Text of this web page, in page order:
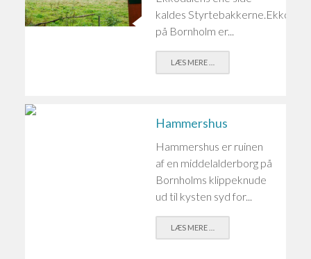
kaldes
på Bornholm er...
LÆS MERE …
Hammershus
Hammershus er ruinen
af en middelalderborg på
Bornholms klippeknude
ud til kysten syd for...
LÆS MERE …